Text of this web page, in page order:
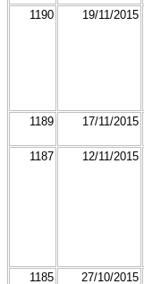
1190 19/11/2015
1189 17/11/2015
1187 12/11/2015
1185 27/10/2015